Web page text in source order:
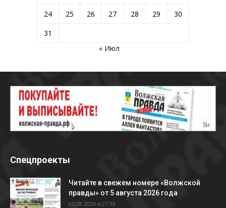
24
25 26 27 28 29
30
31
« Июл
Спецпроекты
Читайте в свежем номере «Волжской
правды» от 5 августа 2026 года
05.08.2026 в 07:39